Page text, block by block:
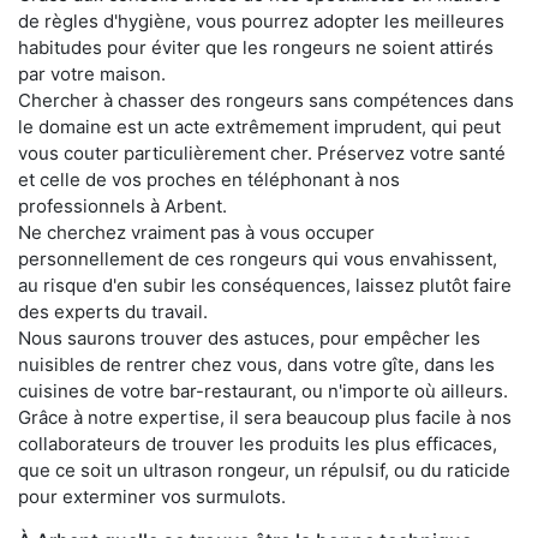
de règles d'hygiène, vous pourrez adopter les meilleures
habitudes pour éviter que les rongeurs ne soient attirés
par votre maison.
Chercher à chasser des rongeurs sans compétences dans
le domaine est un acte extrêmement imprudent, qui peut
vous couter particulièrement cher. Préservez votre santé
et celle de vos proches en téléphonant à nos
professionnels à Arbent.
Ne cherchez vraiment pas à vous occuper
personnellement de ces rongeurs qui vous envahissent,
au risque d'en subir les conséquences, laissez plutôt faire
des experts du travail.
Nous saurons trouver des astuces, pour empêcher les
nuisibles de rentrer chez vous, dans votre gîte, dans les
cuisines de votre bar-restaurant, ou n'importe où ailleurs.
Grâce à notre expertise, il sera beaucoup plus facile à nos
collaborateurs de trouver les produits les plus efficaces,
que ce soit un ultrason rongeur, un répulsif, ou du raticide
pour exterminer vos surmulots.